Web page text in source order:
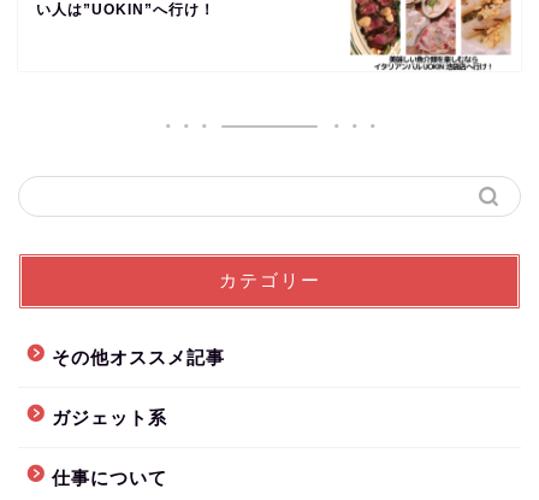
い人は”UOKIN”へ行け！
カテゴリー
その他オススメ記事
ガジェット系
仕事について